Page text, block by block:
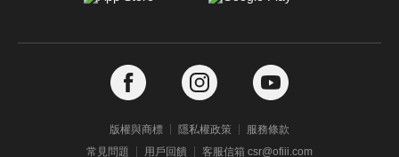
版權與商標 隱私權政策
服務條款
常見問題
用戶回饋 客服信箱 csr@ofiii.com